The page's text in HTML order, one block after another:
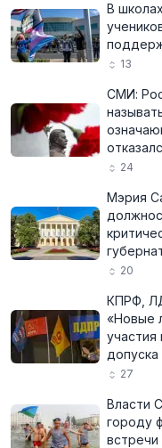
В
13
СМИ:
24
Мэрия
20
КПРФ,
«Новые
участия
27
Власти
городу